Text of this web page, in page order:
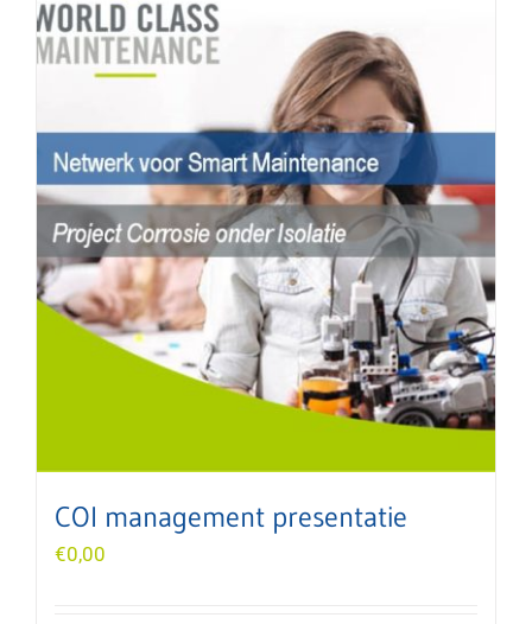
COI management presentatie
€0,00